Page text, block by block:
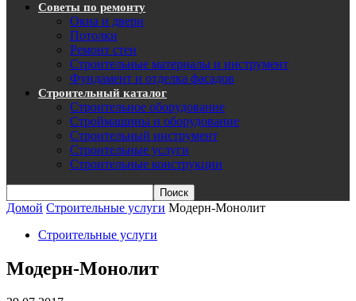
Советы по ремонту
Окна и двери
Потолки
Ремонт стен
Строительные материалы и инструмент
Фундамент и отделка фасадов
Строительный каталог
Строительное оборудование
Строймашины и оборудование
Строительный инструмент
Строительные услуги
Строительные конструкции
Домой Строительные услуги Модерн-Монолит
Строительные услуги
Модерн-Монолит